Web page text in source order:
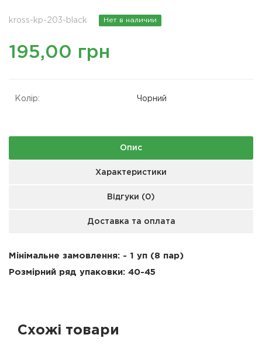
kross-kp-203-black Нет в наличии
195,00 грн
Колір: Чорний
Опис
Характеристики
Відгуки (0)
Доставка та оплата
Мінімальне замовлення: - 1 уп (8 пар)
Розмірний ряд упаковки: 40-45
Схожі товари